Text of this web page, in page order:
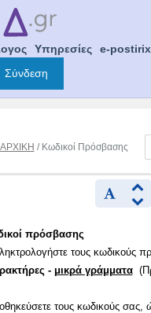
Υπηρεσίες
e-
Σύνδεση
ΑΡΧΙΚΗ / Κωδικοί Πρόσβασης
πρόσβασης
τους κωδικούς
- μικρά γράμματα
τους κωδικούς σας,